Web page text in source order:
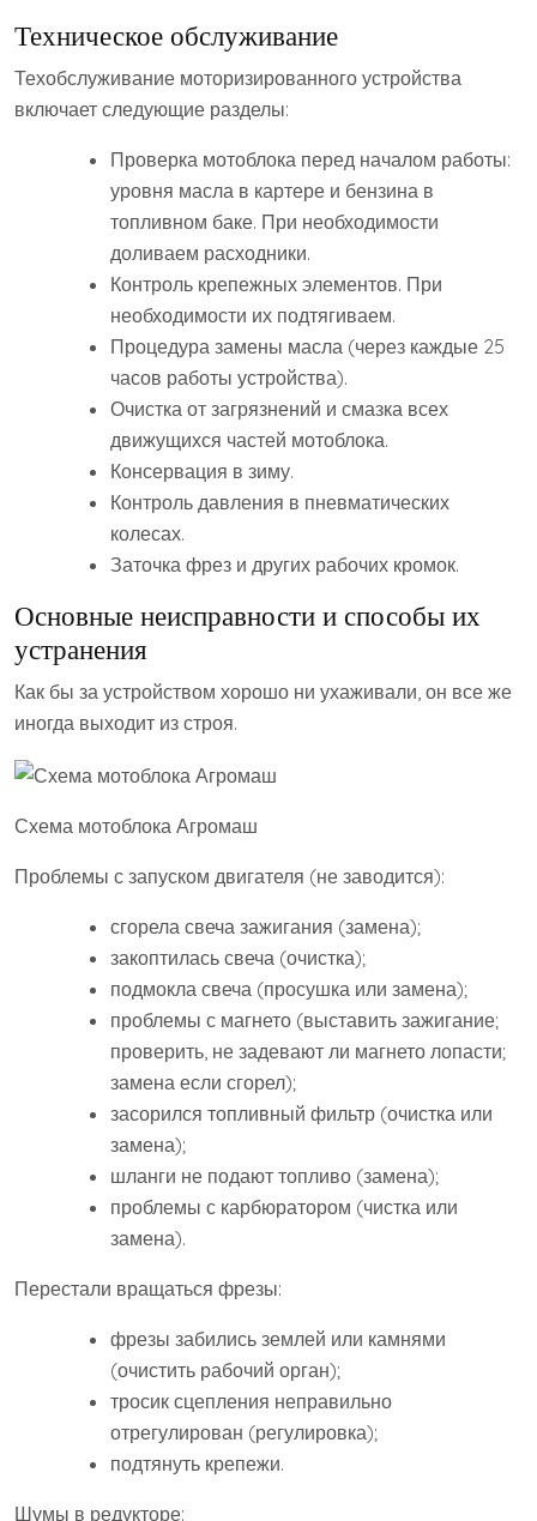
Техническое обслуживание
Техобслуживание моторизированного устройства
включает следующие разделы:
Проверка мотоблока перед началом работы:
уровня масла в картере и бензина в
топливном баке. При необходимости
доливаем расходники.
Контроль крепежных элементов. При
необходимости их подтягиваем.
Процедура замены масла (через каждые 25
часов работы устройства).
Очистка от загрязнений и смазка всех
движущихся частей мотоблока.
Консервация в зиму.
Контроль давления в пневматических
колесах.
Заточка фрез и других рабочих кромок.
Основные неисправности и способы их
устранения
Как бы за устройством хорошо ни ухаживали, он все же
иногда выходит из строя.
Схема мотоблока Агромаш
Проблемы с запуском двигателя (не заводится):
сгорела свеча зажигания (замена);
закоптилась свеча (очистка);
подмокла свеча (просушка или замена);
проблемы с магнето (выставить зажигание;
проверить, не задевают ли магнето лопасти;
замена если сгорел);
засорился топливный фильтр (очистка или
замена);
шланги не подают топливо (замена);
проблемы с карбюратором (чистка или
замена).
Перестали вращаться фрезы:
фрезы забились землей или камнями
(очистить рабочий орган);
тросик сцепления неправильно
отрегулирован (регулировка);
подтянуть крепежи.
Шумы в редукторе: